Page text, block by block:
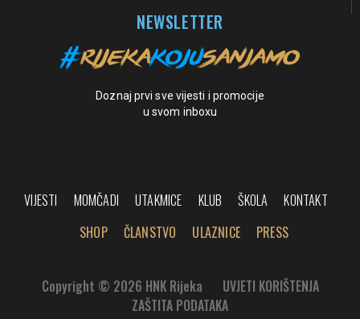
NEWSLETTER
Doznaj prvi sve vijesti i promocije
u svom inboxu
VIJESTI MOMČADI UTAKMICE KLUB ŠKOLA
KONTAKT
SHOP
ČLANSTVO ULAZNICE PRESS
Copyright © 2026 HNK Rijeka
UVJETI KORIŠTENJA
ZAŠTITA PODATAKA